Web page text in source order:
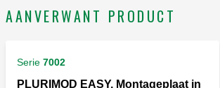
AANVERWANT PRODUCT
Serie 7002
PLURIMOD EASY, Montageplaat in